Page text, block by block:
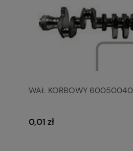
WAŁ KORBOWY
0,01 zł